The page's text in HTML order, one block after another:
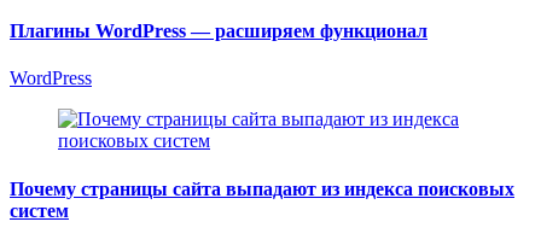
Плагины WordPress — расширяем функционал
WordPress
Почему страницы сайта выпадают из индекса поисковых
систем